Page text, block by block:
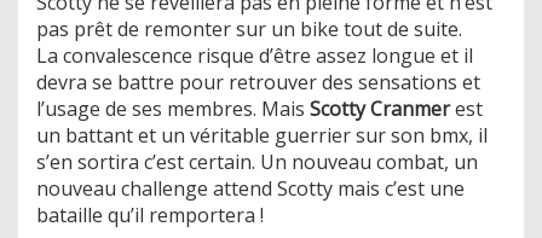
pas prêt de remonter sur un bike tout de suite.
La convalescence risque d’être assez longue et il
devra se battre pour retrouver des sensations et
l’usage de ses membres. Mais Scotty Cranmerest
un battant et un véritable guerrier sur son bmx, il
s’en sortira c’est certain. Un nouveau combat, un
nouveau challenge attend Scotty mais c’est une
bataille qu’il remportera !